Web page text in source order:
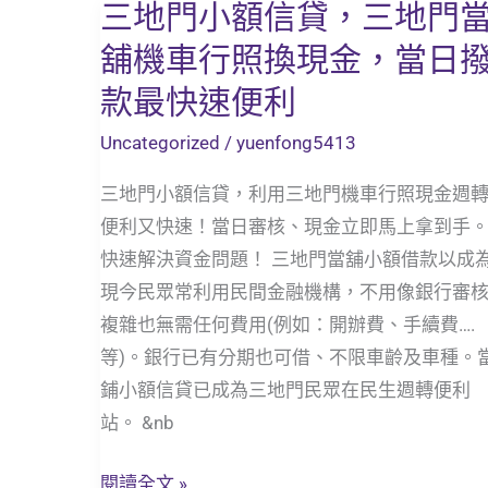
三地門小額信貸，三地門
舖機車行照換現金，當日
款最快速便利
Uncategorized / yuenfong5413
三地門小額信貸，利用三地門機車行照現金週轉
便利又快速！當日審核、現金立即馬上拿到手。
快速解決資金問題！ 三地門當舖小額借款以成
現今民眾常利用民間金融機構，不用像銀行審核
複雜也無需任何費用(例如：開辦費、手續費….
等)。銀行已有分期也可借、不限車齡及車種。
鋪小額信貸已成為三地門民眾在民生週轉便利
站。 &nb
三
地
門
小
額
貸，
三
地
門
當
舖
機
車
閱讀全文 »